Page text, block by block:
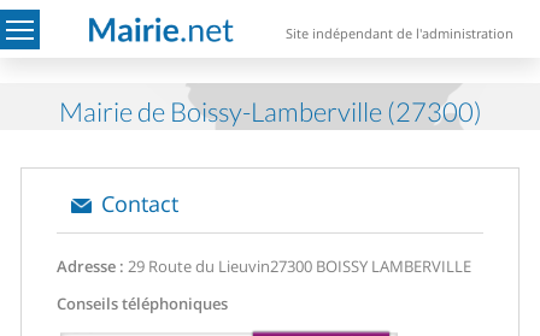
Site indépendant de l'administration
Mairie de Boissy-Lamberville (27300)
Contact
Adresse : 29 Route du Lieuvin27300 BOISSY LAMBERVILLE
Conseils téléphoniques